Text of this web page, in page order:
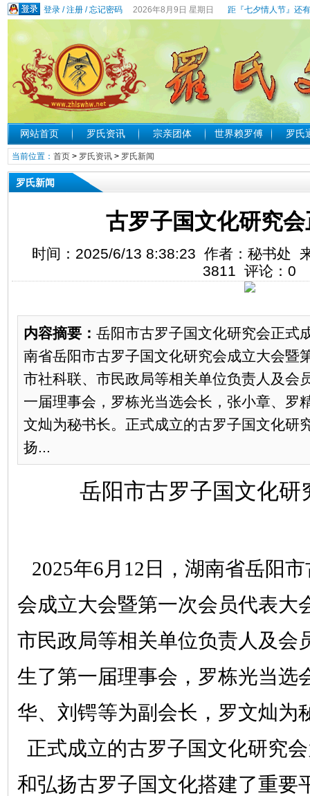
登录/注册/忘记密码 2026年8月9日 星期日 距『七夕情人节』还
网站首页 罗氏资讯 宗亲团体 世界赖罗傅 罗氏
当前位置： 首页> 罗氏资讯> 罗氏新闻
罗氏新闻
古罗子国文化研究
时间：2025/6/13 8:38:23 作者：秘书处
3811 评论： 0
内容摘要： 岳阳市古罗子国文化研究会正式
南省岳阳市古罗子国文化研究会成立大会暨
市社科联、市民政局等相关单位负责人及会
一届理事会，罗栋光当选会长，张小章、罗
文灿为秘书长。正式成立的古罗子国文化研
扬...
岳阳市古罗子国文化研
2025年6月12日，湖南省岳阳
会成立大会暨第一次会员代表大
市民政局等相关单位负责人及会
生了第一届理事会，罗栋光当选
华、刘锷等为副会长，罗文灿为
正式成立的古罗子国文化研究
和弘扬古罗子国文化搭建了重要